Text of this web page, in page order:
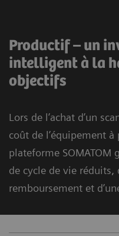
Productif – un
intelligent à la
objectifs
Lors de l’achat d’un
coût de l’équipement
plateforme SOMATOM
de cycle de vie
remboursement et